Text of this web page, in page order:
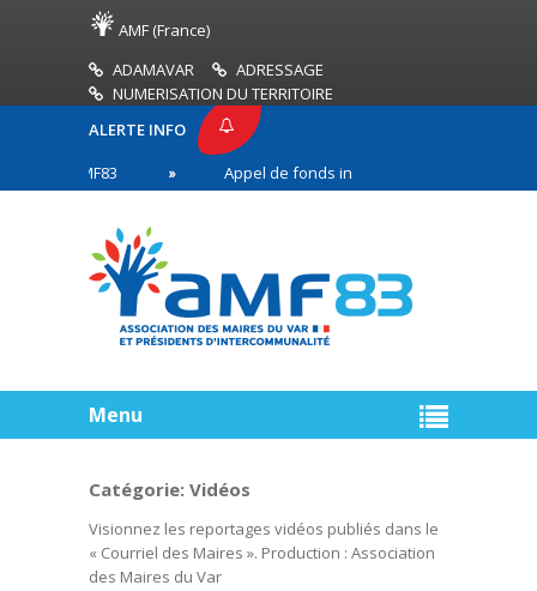
AMF (France)
ADAMAVAR
ADRESSAGE
NUMERISATION DU TERRITOIRE
ALERTE INFO
Appel de fonds incendies de forêt
première ligne
Menu
Catégorie: Vidéos
Visionnez les reportages vidéos publiés dans le
« Courriel des Maires ». Production : Association
des Maires du Var